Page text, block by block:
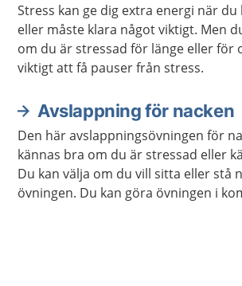
Stress kan ge dig extra energi när
eller måste klara något viktigt. Men
om du är stressad för länge eller för
viktigt att få pauser från stress.
Avslappning för nacken
Den här avslappningsövningen för
kännas bra om du är stressad eller
Du kan välja om du vill sitta eller stå
övningen. Du kan göra övningen i